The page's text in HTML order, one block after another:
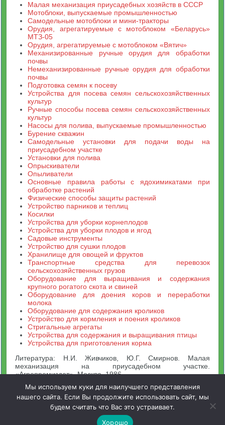
Малая механизация приусадебных хозяйств в СССР
Мотоблоки, выпускаемые промышленностью
Самодельные мотоблоки и мини-тракторы
Орудия, агрегатируемые с мотоблоком «Беларусь»
МТЗ-05
Орудия, агрегатируемые с мотоблоком «Вятич»
Механизированные ручные орудия для обработки
почвы
Немеханизированные ручные орудия для обработки
почвы
Подготовка семян к посеву
Устройства для посева семян сельскохозяйственных
культур
Ручные способы посева семян сельскохозяйственных
культур
Насосы для полива, выпускаемые промышленностью
Бурение скважин
Самодельные установки для подачи воды на
приусадебном участке
Установки для полива
Опрыскиватели
Опыливатели
Основные правила работы с ядохимикатами при
обработке растений
Физические способы защиты растений
Устройство парников и теплиц
Косилки
Устройства для уборки корнеплодов
Устройства для уборки плодов и ягод
Садовые инструменты
Устройство для сушки плодов
Хранилище для овощей и фруктов
Транспортные средства для перевозок
сельскохозяйственных грузов
Оборудование для выращивания и содержания
крупного рогатого скота и свиней
Оборудование для доения коров и переработки
молока
Оборудование для содержания кроликов
Устройство для кормления и поения кроликов
Стригальные агрегаты
Устройства для содержания и выращивания птицы
Устройства для приготовления корма
Литература: Н.И. Живчиков, Ю.Г. Смирнов. Малая
механизация на приусадебном участке.
«Агропромиздат». Москва. 1986
Зооинженерный факультет МСХА. Неофициальный сайт
Мы используем куки для наилучшего представления
нашего сайта. Если Вы продолжите использовать сайт, мы
будем считать что Вас это устраивает.
Хорошо